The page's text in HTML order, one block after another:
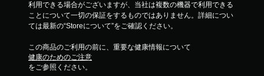
利用できる場合がございますが、当社は複数の機器で利用できる
ことについて一切の保証をするものではありません。詳細につい
ては最新の“Storeについて”をご確認ください。
この商品のご利用の前に、重要な健康情報について
健康のためのご注意
をご参照ください。